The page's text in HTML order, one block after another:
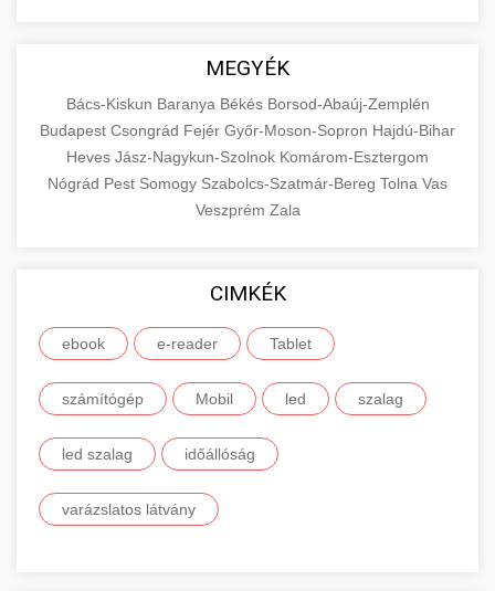
MEGYÉK
Bács-Kiskun Baranya Békés Borsod-Abaúj-Zemplén
Budapest Csongrád Fejér Győr-Moson-Sopron Hajdú-Bihar
Heves Jász-Nagykun-Szolnok Komárom-Esztergom
Nógrád Pest Somogy Szabolcs-Szatmár-Bereg Tolna Vas
Veszprém Zala
CIMKÉK
ebook e-reader Tablet
számítógép Mobil led szalag
led szalag időállóság
varázslatos látvány